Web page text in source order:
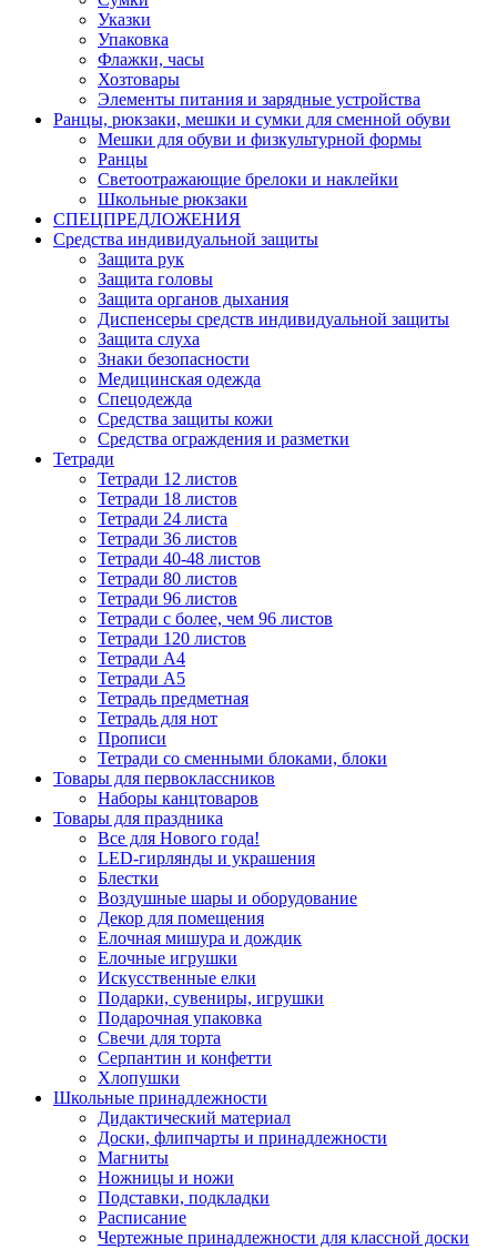
Указки
Упаковка
Флажки, часы
Хозтовары
Элементы питания и зарядные устройства
Ранцы, рюкзаки, мешки и сумки для сменной обуви
Мешки для обуви и физкультурной формы
Ранцы
Светоотражающие брелоки и наклейки
Школьные рюкзаки
СПЕЦПРЕДЛОЖЕНИЯ
Средства индивидуальной защиты
Защита рук
Защита головы
Защита органов дыхания
Диспенсеры средств индивидуальной защиты
Защита слуха
Знаки безопасности
Медицинская одежда
Спецодежда
Средства защиты кожи
Средства ограждения и разметки
Тетради
Тетради 12 листов
Тетради 18 листов
Тетради 24 листа
Тетради 36 листов
Тетради 40-48 листов
Тетради 80 листов
Тетради 96 листов
Тетради с более, чем 96 листов
Тетради 120 листов
Тетради А4
Тетради А5
Тетрадь предметная
Тетрадь для нот
Прописи
Тетради со сменными блоками, блоки
Товары для первоклассников
Наборы канцтоваров
Товары для праздника
Все для Нового года!
LED-гирлянды и украшения
Блестки
Воздушные шары и оборудование
Декор для помещения
Елочная мишура и дождик
Елочные игрушки
Искусственные елки
Подарки, сувениры, игрушки
Подарочная упаковка
Свечи для торта
Серпантин и конфетти
Хлопушки
Школьные принадлежности
Дидактический материал
Доски, флипчарты и принадлежности
Магниты
Ножницы и ножи
Подставки, подкладки
Расписание
Чертежные принадлежности для классной доски